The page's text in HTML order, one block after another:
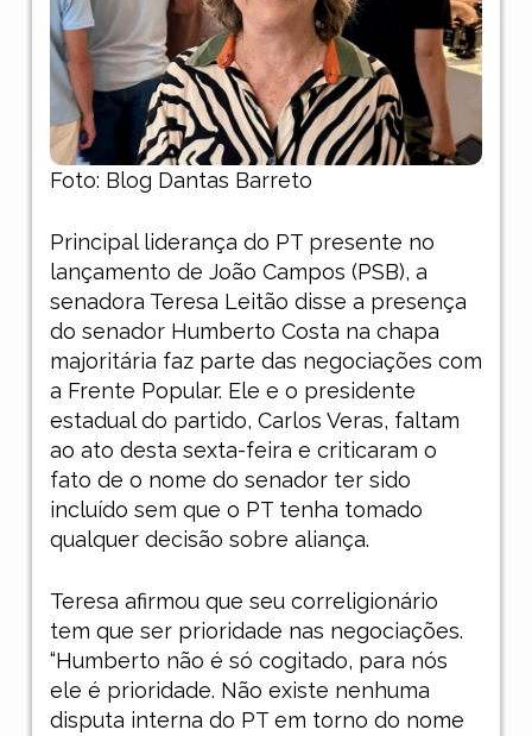
Foto: Blog Dantas Barreto
Principal liderança do PT presente no
lançamento de João Campos (PSB), a
senadora Teresa Leitão disse a presença
do senador Humberto Costa na chapa
majoritária faz parte das negociações com
a Frente Popular. Ele e o presidente
estadual do partido, Carlos Veras, faltam
ao ato desta sexta-feira e criticaram o
fato de o nome do senador ter sido
incluído sem que o PT tenha tomado
qualquer decisão sobre aliança.
Teresa afirmou que seu correligionário
tem que ser prioridade nas negociações.
“Humberto não é só cogitado, para nós
ele é prioridade. Não existe nenhuma
disputa interna do PT em torno do nome